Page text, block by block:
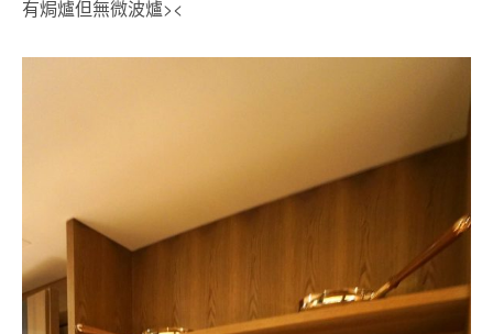
有焗爐但無微波爐><